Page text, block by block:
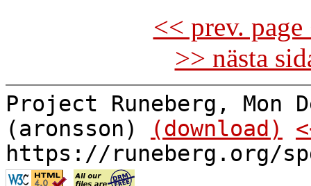
<< prev.
>> nästa
Project Runeberg, Mon
(aronsson)
(download)
https://runeberg.org/